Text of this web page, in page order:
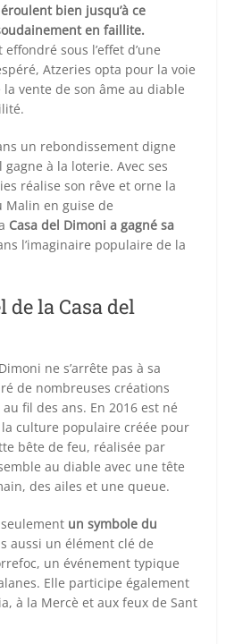
bien jusqu’à ce
en faillite.
effondré sous l’effet d’une
Atzeries opta pour la voie
vente de son âme au diable
un rebondissement digne
à la loterie. Avec ses
réalise son rêve et orne la
Malin en guise de
Casa del Dimoni a gagné sa
l’imaginaire populaire de la
de la Casa del
ne s’arrête pas à sa
de nombreuses créations
fil des ans. En 2016 est né
la culture populaire créée pour
bête de feu, réalisée par
au diable avec une tête
des ailes et une queue.
un symbole du
aussi un élément clé de
un événement typique
Elle participe également
à la Mercè et aux feux de Sant